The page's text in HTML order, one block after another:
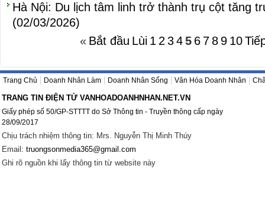
Hà Nội: Du lịch tâm linh trở thành trụ cột tăng
(02/03/2026)
« Bắt đầu Lùi 1 2 345 6 7 8 9 10
Trang Chủ Doanh Nhân Làm Doanh Nhân Sống Văn Hóa Doanh Nhân
TRANG TIN ĐIỆN TỬ VANHOADOANHNHAN.NET.VN
Giấy phép số 50/GP-STTTT do Sở Thông tin - Truyền thông cấp ngày
28/09/2017
Chịu trách nhiệm thông tin: Mrs. Nguyễn Thị Minh Thúy
Email: truongsonmedia365@gmail.com
Ghi rõ nguồn khi lấy thông tin từ website này